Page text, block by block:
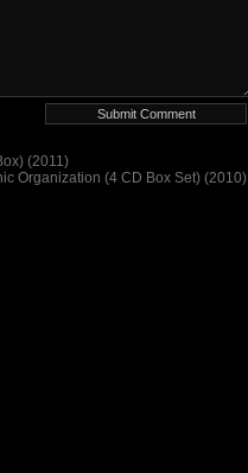
(2011)
Organization (4 CD Box Set) (2010)